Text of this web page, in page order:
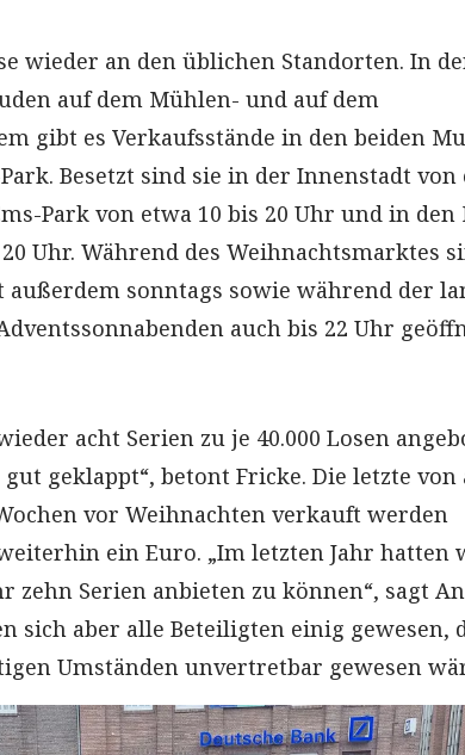
wieder an den üblichen Standorten. In
auf dem Mühlen- und auf dem
gibt es Verkaufsstände in den beiden
Besetzt sind sie in der Innenstadt von
Park von etwa 10 bis 20 Uhr und in
Uhr. Während des Weihnachtsmarktes
außerdem sonntags sowie während der
auch bis 22 Uhr
acht Serien zu je 40.000 Losen
geklappt“, betont Fricke. Die letzte von
vor Weihnachten verkauft werden
ein Euro. „Im letzten Jahr hatten
zehn Serien anbieten zu können“, sagt
sich aber alle Beteiligten einig gewesen,
Umständen unvertretbar gewesen